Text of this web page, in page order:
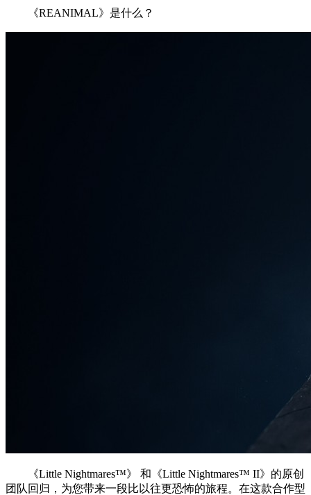
《REANIMAL》是什么？
《Little Nightmares™》 和《Little Nightmares™ II》的原创
团队回归，为您带来一段比以往更恐怖的旅程。在这款合作型